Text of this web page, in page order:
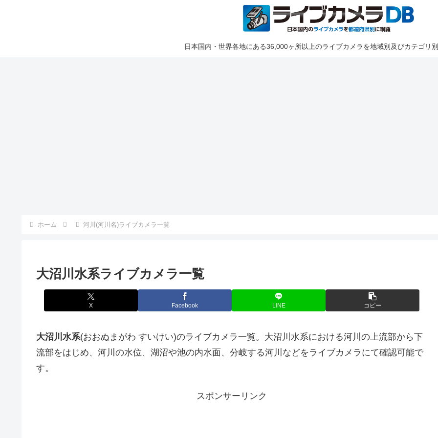
日本国内・世界各地にある36,000ヶ所以上のライブカメラを地域別及びカテゴリ別
ホーム 河川(河川名)ライブカメラ一覧
大沼川水系ライブカメラ一覧
X Facebook LINE コピー
大沼川水系(おおぬまがわ すいけい)のライブカメラ一覧。大沼川水系における河川の上流部から下
流部をはじめ、河川の水位、湖沼や池の内水面、分岐する河川などをライブカメラにて確認可能で
す。
スポンサーリンク